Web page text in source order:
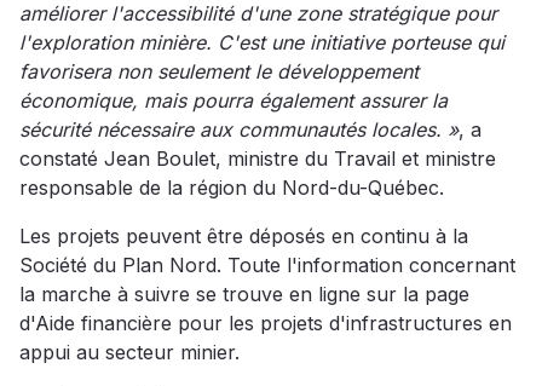
améliorer l'accessibilité d'une zone stratégique pour
l'exploration minière. C'est une initiative porteuse qui
favorisera non seulement le développement
économique, mais pourra également assurer la
sécurité nécessaire aux communautés locales. », a
constaté Jean Boulet, ministre du Travail et ministre
responsable de la région du Nord-du-Québec.
Les projets peuvent être déposés en continu à la
Société du Plan Nord. Toute l'information concernant
la marche à suivre se trouve en ligne sur la page
d'Aide financière pour les projets d'infrastructures en
appui au secteur minier.